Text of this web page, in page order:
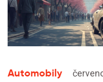
Automobily